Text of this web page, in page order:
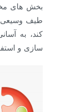
بخش های
طیف وسیعی
کند، به
سازی و